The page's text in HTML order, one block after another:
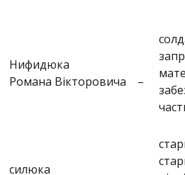
Нифидюка
Романа Вікторовича
–
силюка